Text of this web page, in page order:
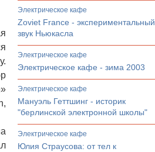
электрическое кафе
Zoviet France - экспериментальный
звук Ньюкасла
электрическое кафе
Электрическое кафе - зима 2003
электрическое кафе
Мануэль Геттшинг - историк
"берлинской электронной школы"
электрическое кафе
Юлия Страусова: от тел к